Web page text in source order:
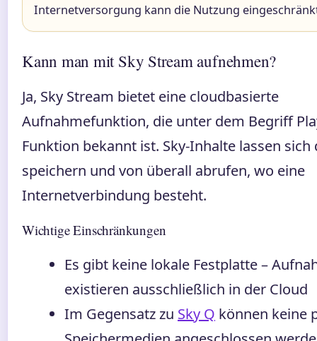
Internetversorgung kann die Nutzung
Kann man mit Sky Stream aufnehmen?
Ja, Sky Stream bietet eine cloudbasierte
Aufnahmefunktion, die unter dem Begriff
Funktion bekannt ist. Sky-Inhalte lassen
speichern und von überall abrufen, wo eine
Internetverbindung besteht.
Wichtige Einschränkungen
Es gibt keine lokale Festplatte –
existieren ausschließlich in der Cloud
Im Gegensatz zu Sky Q können keine